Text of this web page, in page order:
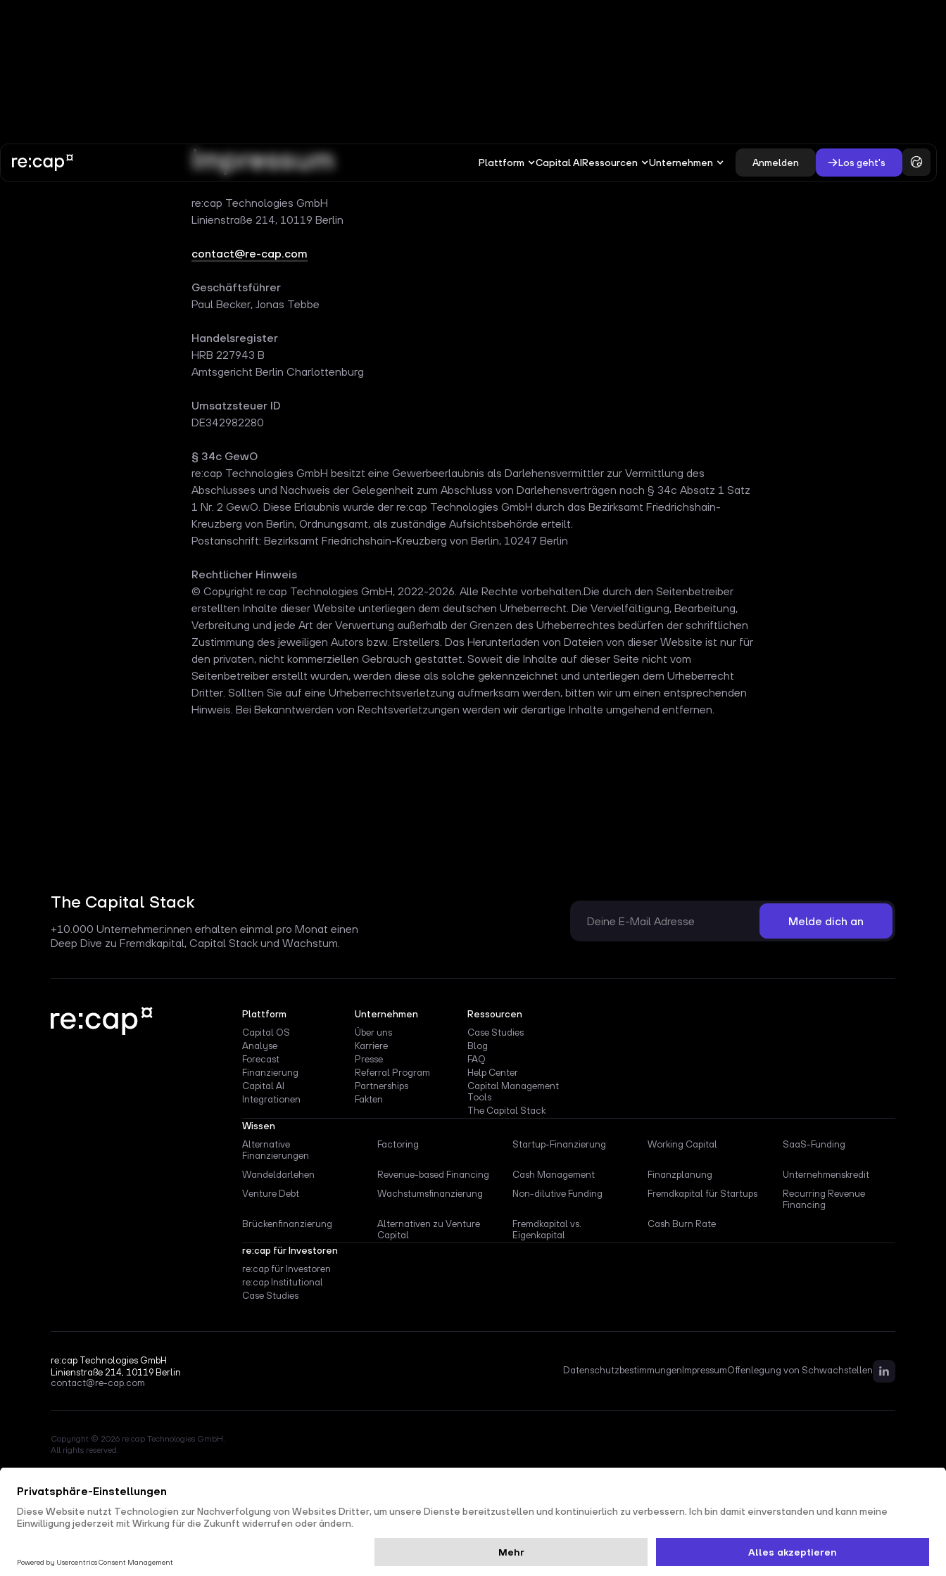
Plattform Capital AIRessourcen Unternehmen Anmelden Los geht's
Impressum
re:cap Technologies GmbH
Linienstraße 214, 10119 Berlin
contact@re-cap.com
Geschäftsführer
Paul Becker, Jonas Tebbe
Handelsregister
HRB 227943 B
Amtsgericht Berlin Charlottenburg
Umsatzsteuer ID
DE342982280
§ 34c GewO
re:cap Technologies GmbH besitzt eine Gewerbeerlaubnis als Darlehensvermittler zur Vermittlung des
Abschlusses und Nachweis der Gelegenheit zum Abschluss von Darlehensverträgen nach § 34c Absatz 1 Satz
1 Nr. 2 GewO. Diese Erlaubnis wurde der re:cap Technologies GmbH durch das Bezirksamt Friedrichshain-
Kreuzberg von Berlin, Ordnungsamt, als zuständige Aufsichtsbehörde erteilt.
Postanschrift: Bezirksamt Friedrichshain-Kreuzberg von Berlin, 10247 Berlin
Rechtlicher Hinweis
© Copyright re:cap Technologies GmbH, 2022-2026. Alle Rechte vorbehalten.Die durch den Seitenbetreiber
erstellten Inhalte dieser Website unterliegen dem deutschen Urheberrecht. Die Vervielfältigung, Bearbeitung,
Verbreitung und jede Art der Verwertung außerhalb der Grenzen des Urheberrechtes bedürfen der schriftlichen
Zustimmung des jeweiligen Autors bzw. Erstellers. Das Herunterladen von Dateien von dieser Website ist nur für
den privaten, nicht kommerziellen Gebrauch gestattet. Soweit die Inhalte auf dieser Seite nicht vom
Seitenbetreiber erstellt wurden, werden diese als solche gekennzeichnet und unterliegen dem Urheberrecht
Dritter. Sollten Sie auf eine Urheberrechtsverletzung aufmerksam werden, bitten wir um einen entsprechenden
Hinweis. Bei Bekanntwerden von Rechtsverletzungen werden wir derartige Inhalte umgehend entfernen.
The Capital Stack
+10.000 Unternehmer:innen erhalten einmal pro Monat einen
Deep Dive zu Fremdkapital, Capital Stack und Wachstum.
Plattform
Capital OS
Analyse
Forecast
Finanzierung
Capital AI
Integrationen
Unternehmen
Über uns
Karriere
Presse
Referral Program
Partnerships
Fakten
Ressourcen
Case Studies
Blog
FAQ
Help Center
Capital Management
Tools
The Capital Stack
Wissen
Alternative
Finanzierungen
Factoring Startup-Finanzierung Working Capital SaaS-Funding
Wandeldarlehen Revenue-based Financing Cash Management Finanzplanung
Unternehmenskredit
Venture Debt
Wachstumsfinanzierung Non-dilutive Funding Fremdkapital für Startups
Recurring Revenue
Financing
Brückenfinanzierung
Alternativen zu Venture
Capital
Fremdkapital vs.
Eigenkapital
Cash Burn Rate
re:cap für Investoren
re:cap für Investoren
re:cap Institutional
Case Studies
re:cap Technologies GmbH
Linienstraße 214, 10119 Berlin
contact@re-cap.com
DatenschutzbestimmungenImpressumOffenlegung von Schwachstellen
Copyright © 2026 re:cap Technologies GmbH.
All rights reserved.
affiliation with or endorsement by them.
This site is protected by reCAPTCHA and the GooglePrivacy Policy andTerms of Serviceapply.